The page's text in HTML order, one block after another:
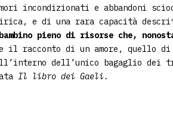
incondizionati e abbandoni
e di una rara capacità
pieno di risorse che,
il racconto di un amore, quello
dell’unico bagaglio dei
Il libro dei Gaeli.